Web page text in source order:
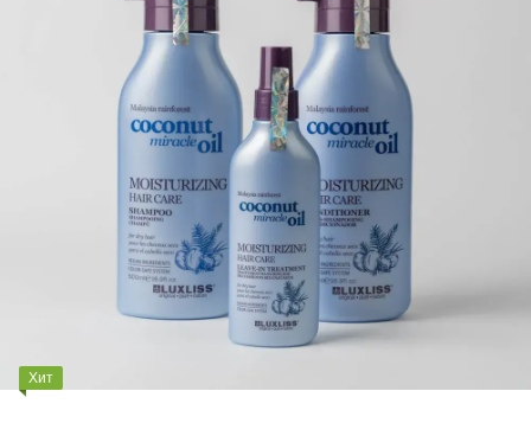
Хит